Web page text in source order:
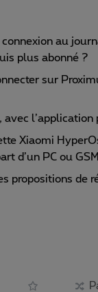
au
plus abonné ?
sur
avec l’application
Xiaomi
d’un PC ou GSM.
propositions de